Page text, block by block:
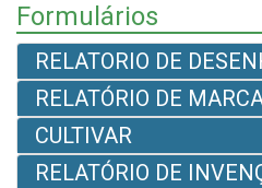
Formulários
RELATORIO DE
RELATÓRIO DE
CULTIVAR
RELATÓRIO DE